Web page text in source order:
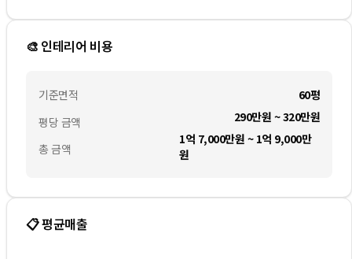
🎨 인테리어 비용
기준면적
평당 금액
총 금액
60평
290만원 ~ 320만원
1억 7,000만원 ~ 1억 9,000만
원
📋 평균매출